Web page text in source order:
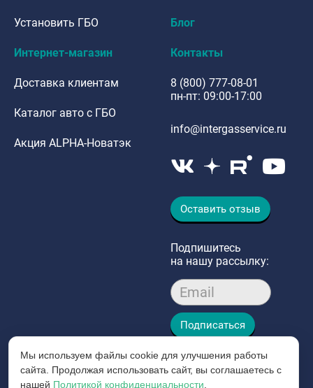
Установить ГБО
Интернет-магазин
Доставка клиентам
Каталог авто с ГБО
Акция ALPHA-Новатэк
Блог
Контакты
8 (800) 777-08-01
пн-пт: 09:00-17:00
info@intergasservice.ru
Оставить отзыв
Подпишитесь
на нашу рассылку:
Email
Подписаться
Мы используем файлы cookie для улучшения работы
сайта. Продолжая использовать сайт, вы соглашаетесь с
нашей Политикой конфиденциальности